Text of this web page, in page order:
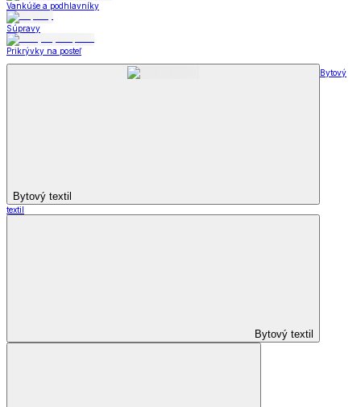
Vankúše a podhlavníky
Súpravy
Prikrývky na posteľ
Bytový textil
Bytový
textil
Bytový textil